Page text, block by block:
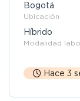
Bogotá
Ubicación
Híbrido
Modalidad
Hace 3